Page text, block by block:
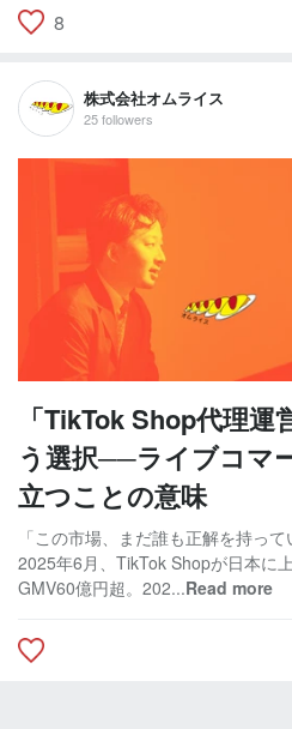
8
株式会社オムライス
25 followers
「TikTok Shop代理
う選択──ライブコマ
立つことの意味
「この市場、まだ誰も正解を持っ
2025年6月、TikTok Shopが日本に
GMV60億円超。202...Read more